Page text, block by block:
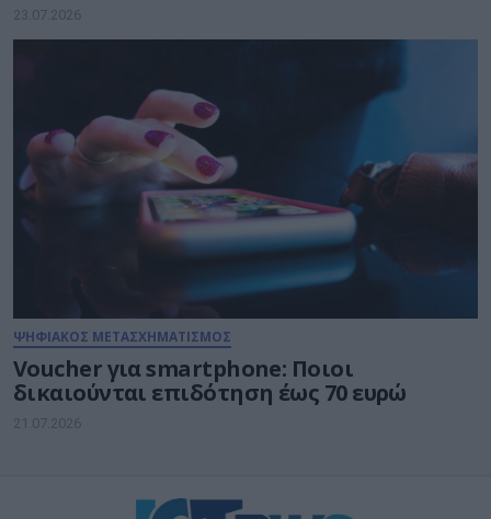
23.07.2026
ΨΗΦΙΑΚΟΣ ΜΕΤΑΣΧΗΜΑΤΙΣΜΟΣ
Voucher για smartphone: Ποιοι
δικαιούνται επιδότηση έως 70 ευρώ
21.07.2026